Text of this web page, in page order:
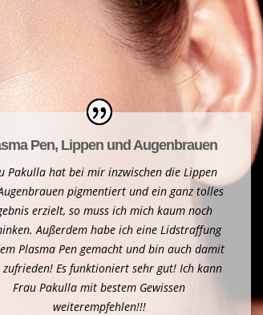
Pen, Lippen und Augenbrauen
Pakulla hat bei mir inzwischen die Lippen
pigmentiert und ein ganz tolles
erzielt, so muss ich mich kaum noch
Außerdem habe ich eine Lidstraffung
Plasma Pen gemacht und bin auch damit
Es funktioniert sehr gut! Ich kann
Frau Pakulla mit bestem Gewissen
weiterempfehlen!!!